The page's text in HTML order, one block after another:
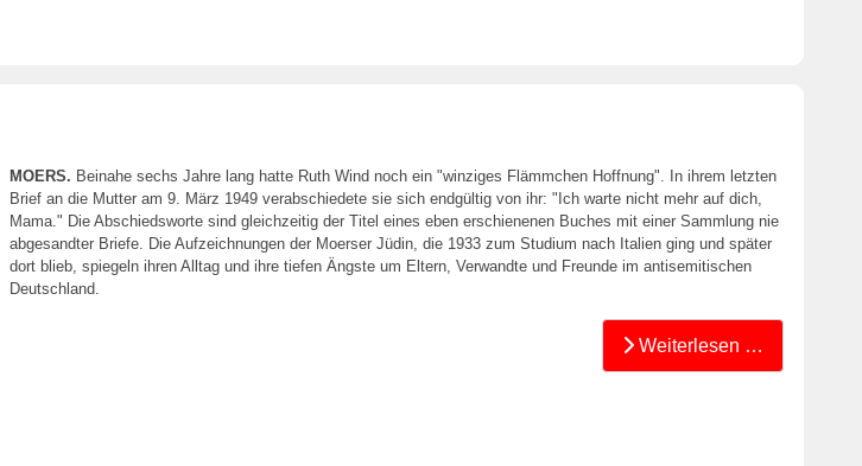
MOERS. Beinahe sechs Jahre lang hatte Ruth Wind noch ein "winziges Flämmchen Hoffnung". In ihrem letzten
Brief an die Mutter am 9. März 1949 verabschiedete sie sich endgültig von ihr: "Ich warte nicht mehr auf dich,
Mama." Die Abschiedsworte sind gleichzeitig der Titel eines eben erschienenen Buches mit einer Sammlung nie
abgesandter Briefe. Die Aufzeichnungen der Moerser Jüdin, die 1933 zum Studium nach Italien ging und später
dort blieb, spiegeln ihren Alltag und ihre tiefen Ängste um Eltern, Verwandte und Freunde im antisemitischen
Deutschland.
Weiterlesen …